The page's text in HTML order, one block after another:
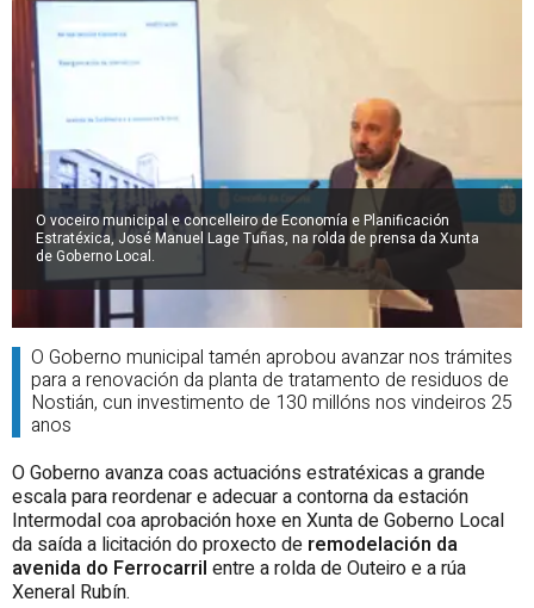
O voceiro municipal e concelleiro de Economía e Planificación
Estratéxica, José Manuel Lage Tuñas, na rolda de prensa da Xunta
de Goberno Local.
O Goberno municipal tamén aprobou avanzar nos trámites
para a renovación da planta de tratamento de residuos de
Nostián, cun investimento de 130 millóns nos vindeiros 25
anos
O Goberno avanza coas actuacións estratéxicas a grande
escala para reordenar e adecuar a contorna da estación
Intermodal coa aprobación hoxe en Xunta de Goberno Local
da saída a licitación do proxecto de remodelación da
avenida do Ferrocarril entre a rolda de Outeiro e a rúa
Xeneral Rubín.